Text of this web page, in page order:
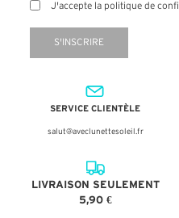
J'accepte la politique de
S'INSCRIRE
SERVICE CLIENTÈLE
salut@aveclunettesoleil.fr
LIVRAISON SEULEMENT
5,90 €